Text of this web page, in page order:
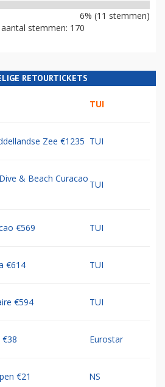
6% (11 stemmen)
stemmen: 170
RETOURTICKETS
TUI
Zee €1235 TUI
& Beach Curacao
TUI
€569 TUI
€614 TUI
€594 TUI
Eurostar
€21 NS